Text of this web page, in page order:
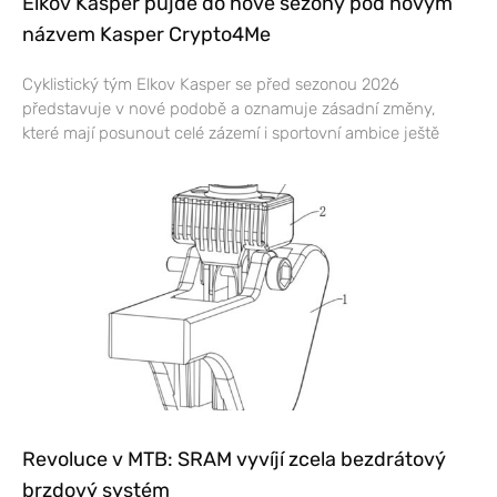
názvem Kasper Crypto4Me
Cyklistický tým Elkov Kasper se před sezonou 2026
představuje v nové podobě a oznamuje zásadní změny,
které mají posunout celé zázemí i sportovní ambice ještě
Revoluce v MTB: SRAM vyvíjí zcela bezdrátový
brzdový systém